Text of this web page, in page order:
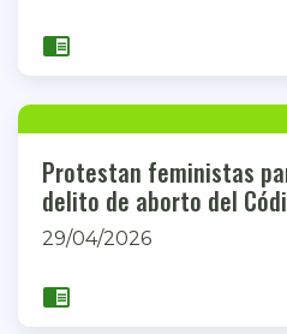
chrome_reader_mode
Protestan feministas
delito de aborto del
29/04/2026
chrome_reader_mode